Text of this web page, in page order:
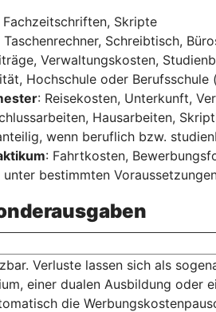
Fachzeitschriften, Skripte
Schreibtisch,
Verwaltungskosten,
Hochschule oder
: Reisekosten, Unterkunft,
Hausarbeiten,
wenn beruflich bzw.
: Fahrtkosten,
unter bestimmten
Verluste lassen sich als
einer dualen Ausbildung oder
die